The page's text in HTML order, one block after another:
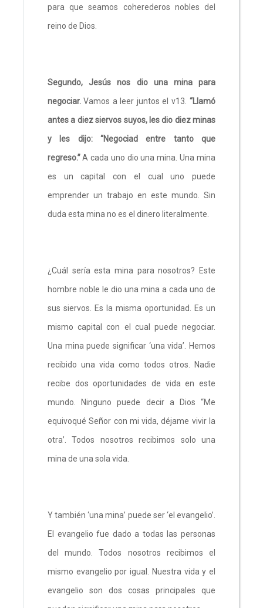
para que seamos coherederos nobles del
reino de Dios.
Segundo, Jesús nos dio una mina para
negociar. Vamos a leer juntos el v13. “Llamó
antes a diez siervos suyos, les dio diez minas
y les dijo: “Negociad entre tanto que
regreso.”A cada uno dio una mina. Una mina
es un capital con el cual uno puede
emprender un trabajo en este mundo. Sin
duda esta mina no es el dinero literalmente.
¿Cuál sería esta mina para nosotros? Este
hombre noble le dio una mina a cada uno de
sus siervos. Es la misma oportunidad. Es un
mismo capital con el cual puede negociar.
Una mina puede significar ‘una vida’. Hemos
recibido una vida como todos otros. Nadie
recibe dos oportunidades de vida en este
mundo. Ninguno puede decir a Dios “Me
equivoqué Señor con mi vida, déjame vivir la
otra’. Todos nosotros recibimos solo una
mina de una sola vida.
Y también ‘una mina’ puede ser ‘el evangelio’.
El evangelio fue dado a todas las personas
del mundo. Todos nosotros recibimos el
mismo evangelio por igual. Nuestra vida y el
evangelio son dos cosas principales que